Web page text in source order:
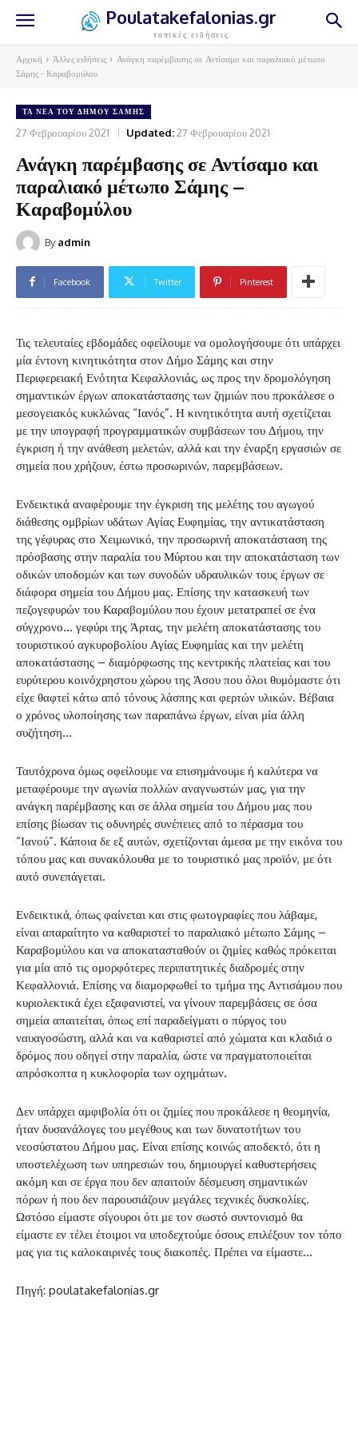
Poulatakefalonias.gr
τοπικές ειδήσεις
Αρχική Άλλες ειδήσεις
Ανάγκη παρέμβασης σε Αντίσαμο και παραλιακό μέτωπο
Σάμης - Καραβομύλου
ΤΑ ΝΈΑ ΤΟΥ ΔΉΜΟΥ ΣΆΜΗΣ
27 Φεβρουαρίου 2021 Updated:27 Φεβρουαρίου 2021
Ανάγκη παρέμβασης σε Αντίσαμο και
παραλιακό μέτωπο Σάμης –
Καραβομύλου
By admin
Facebook Twitter Pinterest
Τις τελευταίες εβδομάδες οφείλουμε να ομολογήσουμε ότι υπάρχει
μία έντονη κινητικότητα στον Δήμο Σάμης και στην
Περιφερειακή Ενότητα Κεφαλλονιάς, ως προς την δρομολόγηση
σημαντικών έργων αποκατάστασης των ζημιών που προκάλεσε ο
μεσογειακός κυκλώνας “Ιανός”. Η κινητικότητα αυτή σχετίζεται
με την υπογραφή προγραμματικών συμβάσεων του Δήμου, την
έγκριση ή την ανάθεση μελετών, αλλά και την έναρξη εργασιών σε
σημεία που χρήζουν, έστω προσωρινών, παρεμβάσεων.
Ενδεικτικά αναφέρουμε την έγκριση της μελέτης του αγωγού
διάθεσης ομβρίων υδάτων Αγίας Ευφημίας, την αντικατάσταση
της γέφυρας στο Χειμωνικό, την προσωρινή αποκατάσταση της
πρόσβασης στην παραλία του Μύρτου και την αποκατάσταση των
οδικών υποδομών και των συνοδών υδραυλικών τους έργων σε
διάφορα σημεία του Δήμου μας. Επίσης την κατασκευή των
πεζογεφυρών του Καραβομύλου που έχουν μετατραπεί σε ένα
σύγχρονο… γεφύρι της Άρτας, την μελέτη αποκατάστασης του
τουριστικού αγκυροβολίου Αγίας Ευφημίας και την μελέτη
αποκατάστασης – διαμόρφωσης της κεντρικής πλατείας και του
ευρύτερου κοινόχρηστου χώρου της Άσου που όλοι θυμόμαστε ότι
είχε θαφτεί κάτω από τόνους λάσπης και φερτών υλικών. Βέβαια
ο χρόνος υλοποίησης των παραπάνω έργων, είναι μία άλλη
συζήτηση…
Ταυτόχρονα όμως οφείλουμε να επισημάνουμε ή καλύτερα να
μεταφέρουμε την αγωνία πολλών αναγνωστών μας, για την
ανάγκη παρέμβασης και σε άλλα σημεία του Δήμου μας που
επίσης βίωσαν τις οδυνηρές συνέπειες από το πέρασμα του
“Ιανού”. Κάποια δε εξ αυτών, σχετίζονται άμεσα με την εικόνα του
τόπου μας και συνακόλουθα με το τουριστικό μας προϊόν, με ότι
αυτό συνεπάγεται.
Ενδεικτικά, όπως φαίνεται και στις φωτογραφίες που λάβαμε,
είναι απαραίτητο να καθαριστεί το παραλιακό μέτωπο Σάμης –
Καραβομύλου και να αποκατασταθούν οι ζημίες καθώς πρόκειται
για μία από τις ομορφότερες περιπατητικές διαδρομές στην
Κεφαλλονιά. Επίσης να διαμορφωθεί το τμήμα της Αντισάμου που
κυριολεκτικά έχει εξαφανιστεί, να γίνουν παρεμβάσεις σε όσα
σημεία απαιτείται, όπως επί παραδείγματι ο πύργος του
ναυαγοσώστη, αλλά και να καθαριστεί από χώματα και κλαδιά ο
δρόμος που οδηγεί στην παραλία, ώστε να πραγματοποιείται
απρόσκοπτα η κυκλοφορία των οχημάτων.
Δεν υπάρχει αμφιβολία ότι οι ζημίες που προκάλεσε η θεομηνία,
ήταν δυσανάλογες του μεγέθους και των δυνατοτήτων του
νεοσύστατου Δήμου μας. Είναι επίσης κοινώς αποδεκτό, ότι η
υποστελέχωση των υπηρεσιών του, δημιουργεί καθυστερήσεις
ακόμη και σε έργα που δεν απαιτούν δέσμευση σημαντικών
πόρων ή που δεν παρουσιάζουν μεγάλες τεχνικές δυσκολίες.
Ωστόσο είμαστε σίγουροι ότι με τον σωστό συντονισμό θα
είμαστε εν τέλει έτοιμοι να υποδεχτούμε όσους επιλέξουν τον τόπο
μας για τις καλοκαιρινές τους διακοπές. Πρέπει να είμαστε…
Πηγή: poulatakefalonias.gr